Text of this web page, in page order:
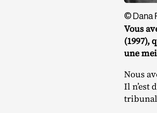
© Dana
Vous
(1997),
une
Nous
Il n’est